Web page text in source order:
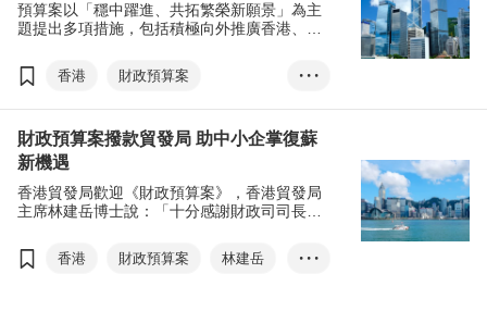
預算案以「穩中躍進、共拓繁榮新願景」為主
題提出多項措施，包括積極向外推廣香港、推
及推出新入境計劃吸引外資等，協助香港在經
濟恢復之際加固復蘇動力，支持經濟邁向高質
香港
財政預算案
科技創新
數碼經濟
數碼基建
綠色科技
綠色金融
人工智能
微電子
• • •
財政預算案撥款貿發局 助中小企掌復蘇
新機遇
香港貿發局歡迎《財政預算案》，香港貿發局
主席林建岳博士說：「十分感謝財政司司長對
施，說好香港故事，推動香港繼續發揮『背靠
祖國、聯通世界』的獨特優勢，鞏固香港國際
香港 財政預算案
林建岳
• • •